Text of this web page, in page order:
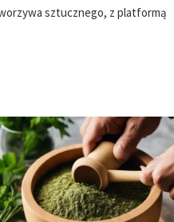
sztucznego, z platformą